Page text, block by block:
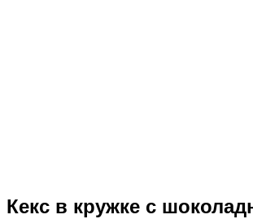
Кекс в кружке с